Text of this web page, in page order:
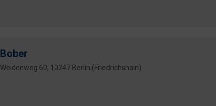
Bober
Weidenweg 60, 10247 Berlin (Friedrichshain)